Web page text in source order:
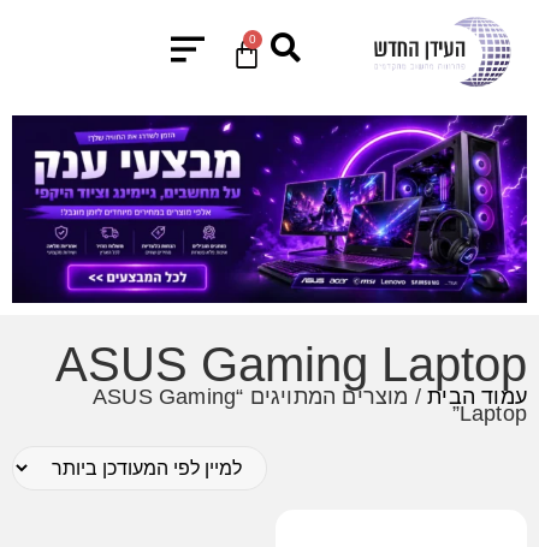
0
ASUS Gaming Laptop
עמוד הבית / מוצרים המתויגים “ASUS Gaming
Laptop”